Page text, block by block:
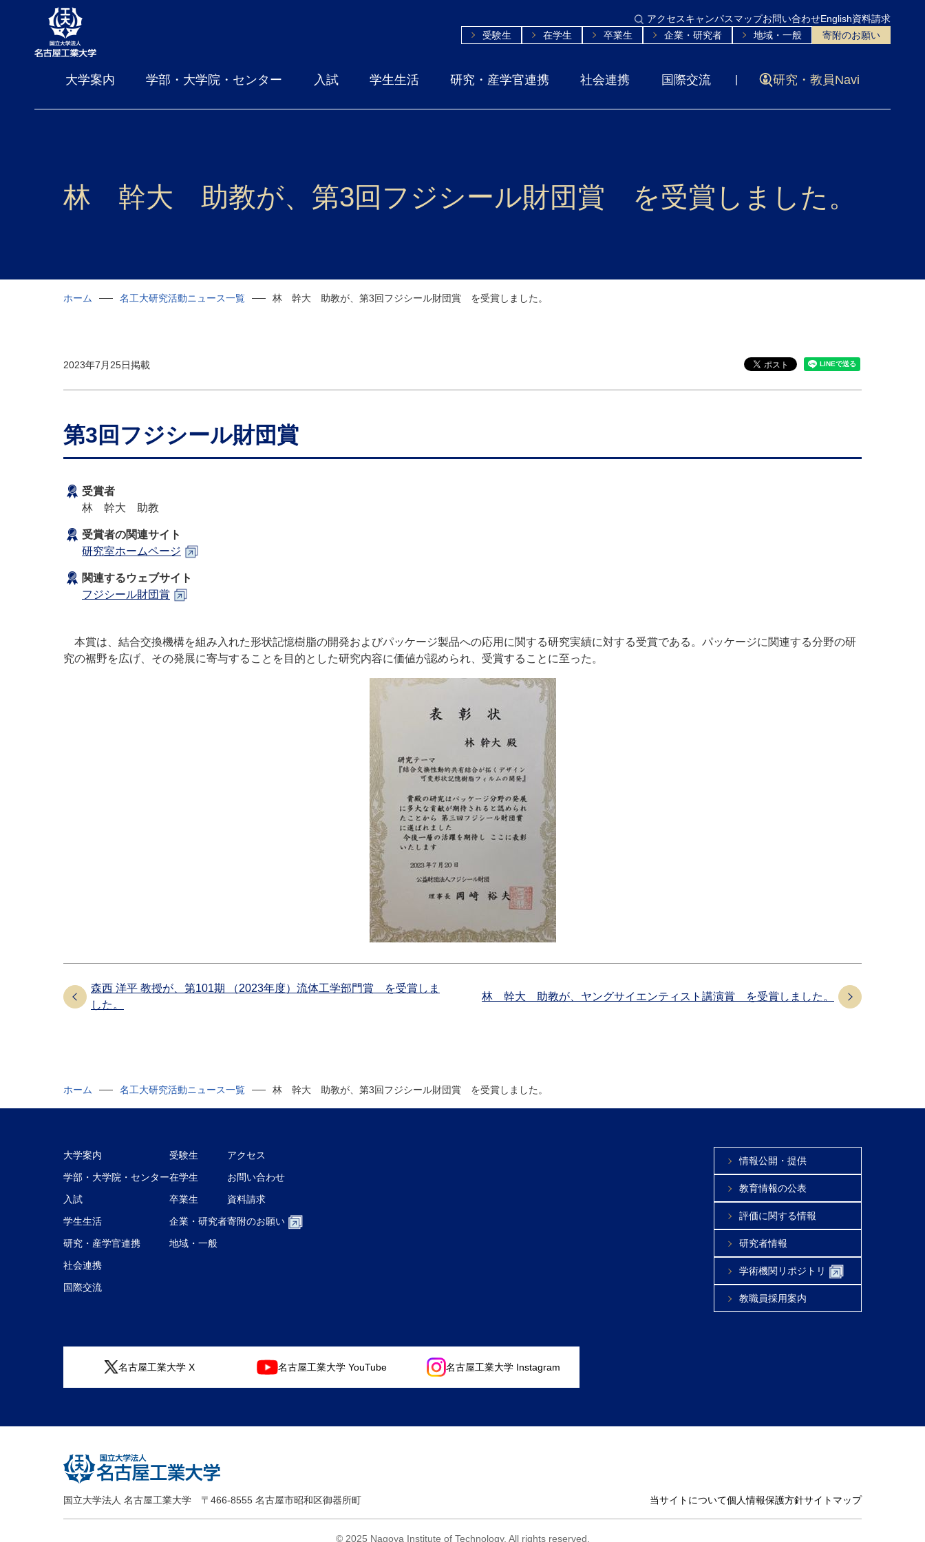
アクセスキャンパスマップお問い合わせEnglish資料請求
受験生
在学生 卒業生 企業・研究者 地域・一般 寄附のお願い
大学案内 学部・大学院・センター 入試 学生生活 研究・産学官連携 社会連携 国際交流 研究・教員Navi
林 幹大 助教が、第3回フジシール財団賞 を受賞しました。
ホーム 名工大研究活動ニュース一覧 林 幹大 助教が、第3回フジシール財団賞 を受賞しました。
2023年7月25日掲載
第3回フジシール財団賞
受賞者
林 幹大 助教
受賞者の関連サイト
研究室ホームページ
関連するウェブサイト
フジシール財団賞
本賞は、結合交換機構を組み入れた形状記憶樹脂の開発およびパッケージ製品への応用に関する研究実績に対する受賞である。パッケージに関連する分野の研
究の裾野を広げ、その発展に寄与することを目的とした研究内容に価値が認められ、受賞することに至った。
森西 洋平 教授が、第101期 （2023年度）流体工学部門賞 を受賞しま
した。
林 幹大 助教が、ヤングサイエンティスト講演賞 を受賞しました。
ホーム 名工大研究活動ニュース一覧 林 幹大 助教が、第3回フジシール財団賞 を受賞しました。
大学案内
学部・大学院・センター
入試
学生生活
研究・産学官連携
社会連携
国際交流
受験生
在学生
卒業生
企業・研究者
地域・一般
アクセス
お問い合わせ
資料請求
寄附のお願い
情報公開・提供
教育情報の公表
評価に関する情報
研究者情報
学術機関リポジトリ
教職員採用案内
名古屋工業大学 X 名古屋工業大学 YouTube 名古屋工業大学 Instagram
国立大学法人 名古屋工業大学 〒466-8555 名古屋市昭和区御器所町 当サイトについて個人情報保護方針サイトマップ
© 2025 Nagoya Institute of Technology. All rights reserved.